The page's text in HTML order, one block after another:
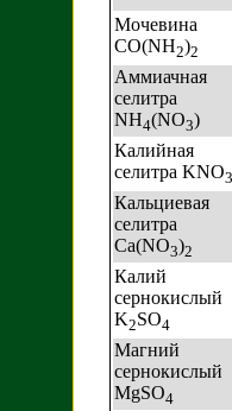
Мочевина
CO(NH2)2
Аммиачная
селитра
NH4(NO3)
Калийная
селитра KNO3
Кальциевая
селитра
Ca(NO3)2
Калий
сернокислый
K2SO4
Магний
сернокислый
MgSO4